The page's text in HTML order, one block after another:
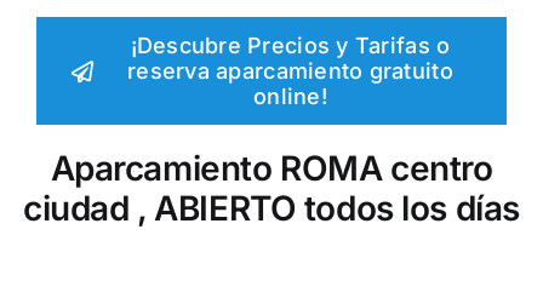
¡Descubre Precios y Tarifas o
reserva aparcamiento gratuito
online!
Aparcamiento ROMA centro
ciudad , ABIERTO todos los días